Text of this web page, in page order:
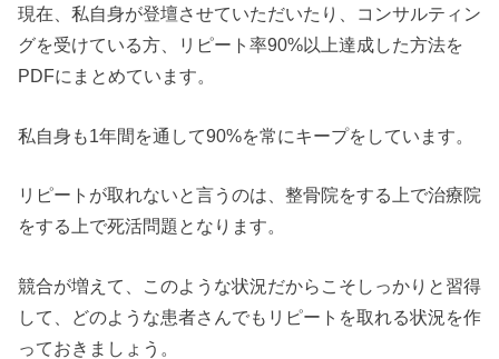
現在、私自身が登壇させていただいたり、コンサルティン
グを受けている方、リピート率90%以上達成した方法を
PDFにまとめています。
私自身も1年間を通して90%を常にキープをしています。
リピートが取れないと言うのは、整骨院をする上で治療院
をする上で死活問題となります。
競合が増えて、このような状況だからこそしっかりと習得
して、どのような患者さんでもリピートを取れる状況を作
っておきましょう。